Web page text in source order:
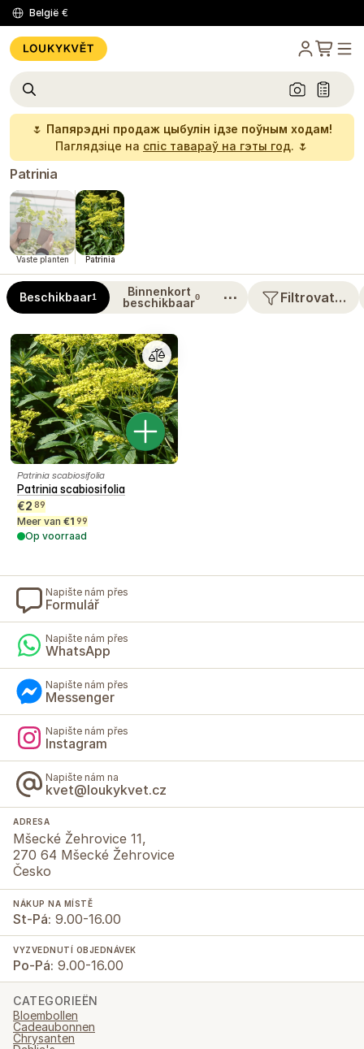
België €
🌷 Папярэдні продаж цыбулін ідзе поўным ходам!
Паглядзіце на спіс тавараў на гэты год. 🌷
Patrinia
Vaste planten Patrinia
Beschikbaar1
Binnenkort
beschikbaar0 ⋯ Filtrovat…
Patrinia scabiosifolia
Patrinia scabiosifolia
€2 89
Meer van €1 99
Op voorraad
Napište nám přes
Formulář
Napište nám přes
WhatsApp
Napište nám přes
Messenger
Napište nám přes
Instagram
Napište nám na
kvet@loukykvet.cz
ADRESA
Mšecké Žehrovice 11,
270 64 Mšecké Žehrovice
Česko
NÁKUP NA MÍSTĚ
St-Pá: 9.00-16.00
VYZVEDNUTÍ OBJEDNÁVEK
Po-Pá: 9.00-16.00
CATEGORIEËN
Bloembollen
Cadeaubonnen
Chrysanten